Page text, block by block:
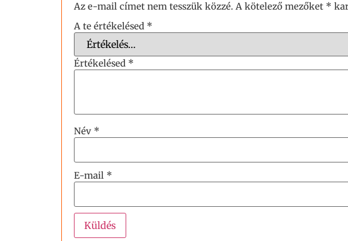
Az e-mail címet nem tesszük közzé. A kötelező mezőket *
A te értékelésed *
Értékelésed *
Név *
E-mail *